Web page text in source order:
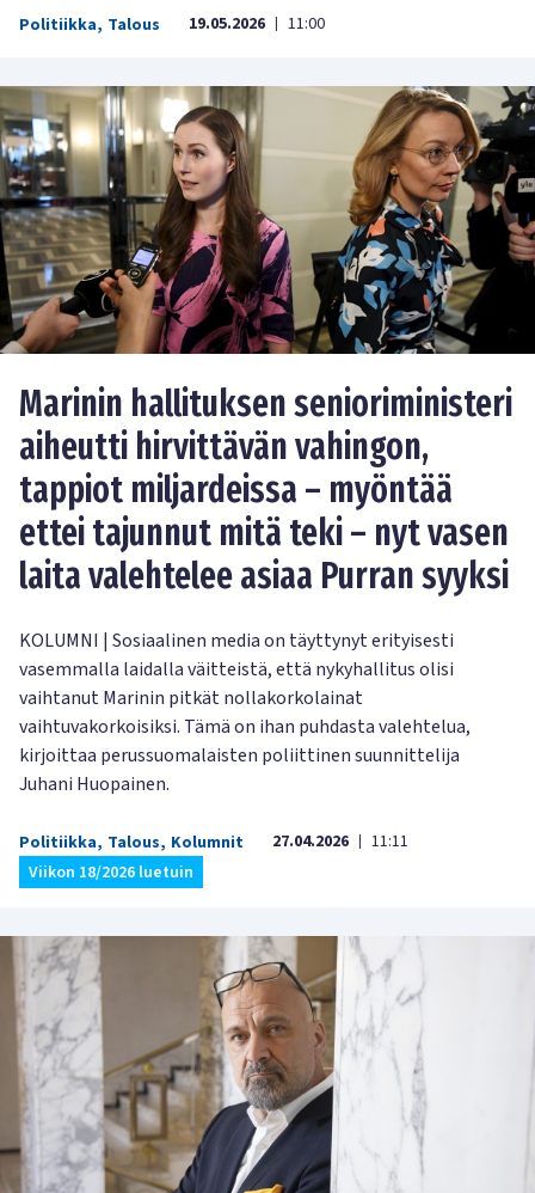
Politiikka, Talous 19.05.2026 | 11:00
Marinin hallituksen senioriministeri
aiheutti hirvittävän vahingon,
tappiot miljardeissa – myöntää
ettei tajunnut mitä teki – nyt vasen
laita valehtelee asiaa Purran syyksi
KOLUMNI | Sosiaalinen media on täyttynyt erityisesti
vasemmalla laidalla väitteistä, että nykyhallitus olisi
vaihtanut Marinin pitkät nollakorkolainat
vaihtuvakorkoisiksi. Tämä on ihan puhdasta valehtelua,
kirjoittaa perussuomalaisten poliittinen suunnittelija
Juhani Huopainen.
Politiikka, Talous, Kolumnit 27.04.2026 | 11:11
Viikon 18/2026 luetuin